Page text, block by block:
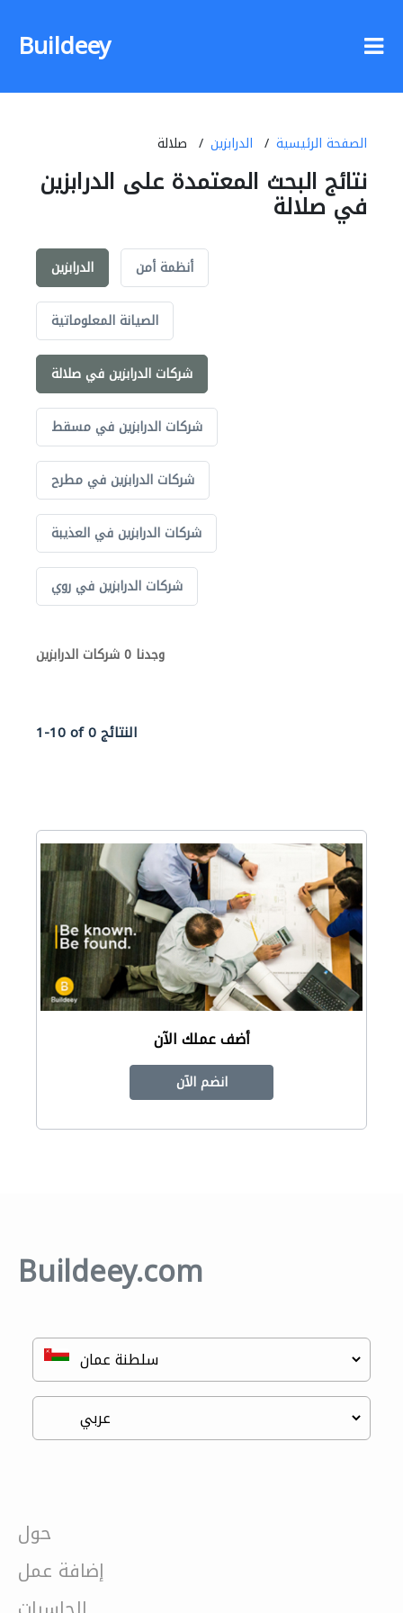
Buildeey
الصفحة الرئيسية الدرابزين صلالة
نتائج البحث المعتمدة على الدرابزين
في صلالة
الدرابزين أنظمة أمن
الصيانة المعلوماتية
شركات الدرابزين في صلالة
شركات الدرابزين في مسقط
شركات الدرابزين في مطرح
شركات الدرابزين في العذيبة
شركات الدرابزين في روي
وجدنا 0 شركات الدرابزين
1-10 of 0 النتائج
أضف عملك الآن
انضم الآن
Buildeey.com
حول
إضافة عمل